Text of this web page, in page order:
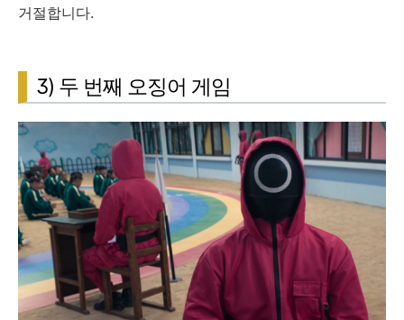
거절합니다.
3) 두 번째 오징어 게임